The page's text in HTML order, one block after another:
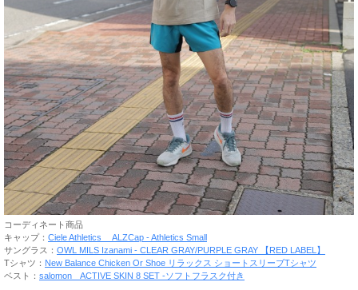
コーディネート商品
キャップ： Ciele Athletics ALZCap - Athletics Small
サングラス： OWL MILS Izanami - CLEAR GRAY/PURPLE GRAY 【RED LABEL】
Tシャツ： New Balance Chicken Or Shoe リラックス ショートスリーブTシャツ
ベスト： salomon ACTIVE SKIN 8 SET -ソフトフラスク付き